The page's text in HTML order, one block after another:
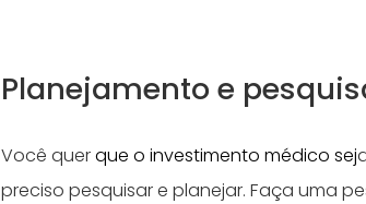
Planejamento e
Você querque o investimento médico sej
preciso pesquisar e planejar. Faça uma